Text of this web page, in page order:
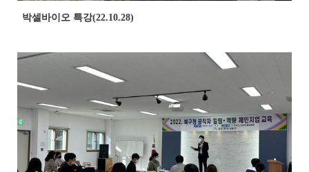
박셀바이오 특강(22.10.28)